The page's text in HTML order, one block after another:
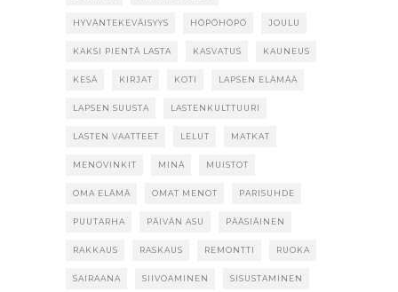
HYVÄNTEKEVÄISYYS HÖPÖHÖPÖ JOULU
KAKSI PIENTÄ LASTA KASVATUS KAUNEUS
KESÄ KIRJAT KOTI LAPSEN ELÄMÄÄ
LAPSEN SUUSTA LASTENKULTTUURI
LASTEN VAATTEET LELUT MATKAT
MENOVINKIT MINÄ MUISTOT
OMA ELÄMÄ OMAT MENOT PARISUHDE
PUUTARHA PÄIVÄN ASU PÄÄSIÄINEN
RAKKAUS RASKAUS REMONTTI RUOKA
SAIRAANA SIIVOAMINEN SISUSTAMINEN